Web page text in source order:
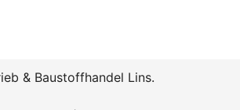
& Baustoffhandel Lins.